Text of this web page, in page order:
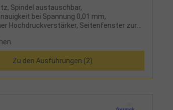
Spindel austauschbar,
bei Spannung 0,01 mm,
Hochdruckverstärker, Seitenfenster zur
Spindel 1 Satz glatte Spannbacken 1
Spannpratzen
für Handkurbel auf Anfrage!
Zu den Ausführungen (2)